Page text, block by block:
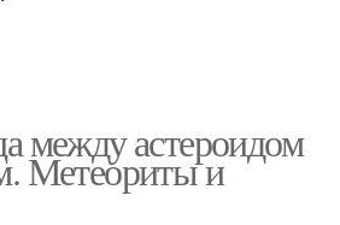
между астероидом
Метеориты и